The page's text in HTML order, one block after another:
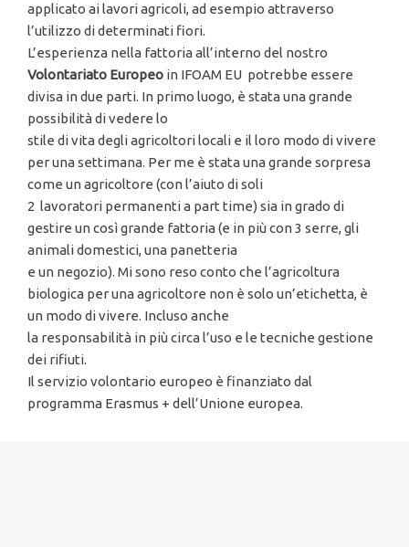
applicato ai lavori agricoli, ad esempio attraverso
l’utilizzo di determinati fiori.
L’esperienza nella fattoria all’interno del nostro
Volontariato Europeo in IFOAM EU potrebbe essere
divisa in due parti. In primo luogo, è stata una grande
possibilità di vedere lo
stile di vita degli agricoltori locali e il loro modo di vivere
per una settimana. Per me è stata una grande sorpresa
come un agricoltore (con l’aiuto di soli
2 lavoratori permanenti a part time) sia in grado di
gestire un così grande fattoria (e in più con 3 serre, gli
animali domestici, una panetteria
e un negozio). Mi sono reso conto che l’agricoltura
biologica per una agricoltore non è solo un’etichetta, è
un modo di vivere. Incluso anche
la responsabilità in più circa l’uso e le tecniche gestione
dei rifiuti.
Il servizio volontario europeo è finanziato dal
programma Erasmus + dell’Unione europea.